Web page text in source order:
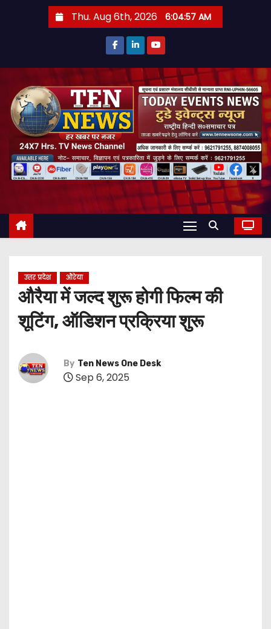
t
Thu. Aug 6th, 2026 6:04:58 AM
उत्तर प्रदेश औरेया
औरैया में जल्द शुरू होगी फिल्म की
शूटिंग, ऑडिशन प्रक्रिया शुरू
By Ten News One Desk
Sep 6, 2025